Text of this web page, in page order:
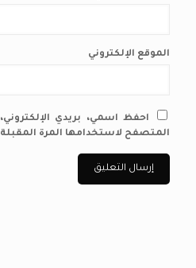
الموقع الإلكتروني
احفظ اسمي، بريدي
المتصفح لاستخدامها المرة